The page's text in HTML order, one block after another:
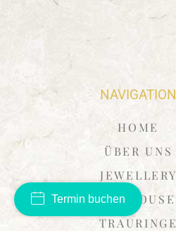
NAVIGATION
HOME
ÜBER UNS
JEWELLERY
ARTHOUSE
TRAURINGE
Termin buchen